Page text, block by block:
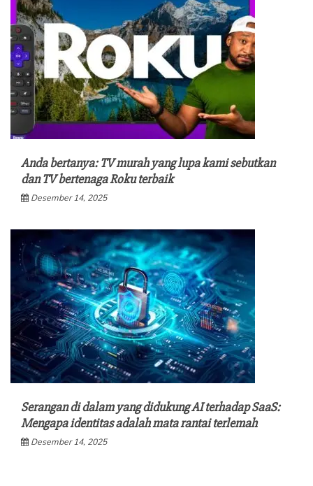
Anda bertanya: TV murah yang lupa kami sebutkan
dan TV bertenaga Roku terbaik
Desember 14, 2025
Serangan di dalam yang didukung AI terhadap SaaS:
Mengapa identitas adalah mata rantai terlemah
Desember 14, 2025